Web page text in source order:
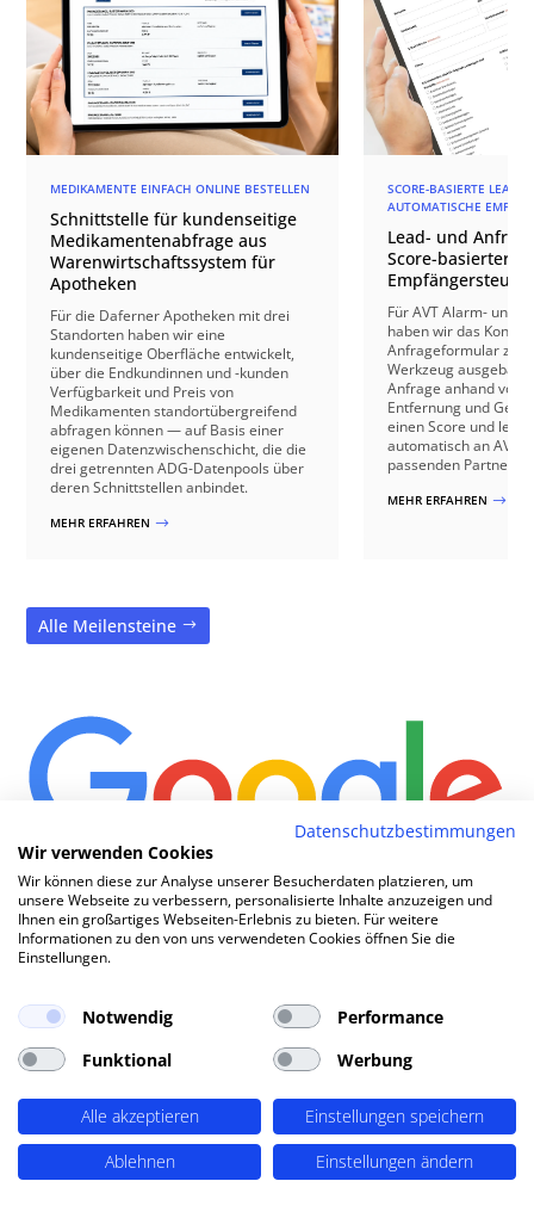
MEDIKAMENTE EINFACH ONLINE BESTELLEN
Schnittstelle für kundenseitige
Medikamentenabfrage aus
Warenwirtschaftssystem für
Apotheken
Für die Daferner Apotheken mit drei
Standorten haben wir eine
kundenseitige Oberfläche entwickelt,
über die Endkundinnen und -kunden
Verfügbarkeit und Preis von
Medikamenten standortübergreifend
abfragen können — auf Basis einer
eigenen Datenzwischenschicht, die die
drei getrennten ADG-Datenpools über
deren Schnittstellen anbindet.
MEHR ERFAHREN $
SCORE-BASIERTE LEAD-
AUTOMATISCHE
Lead- und
Score-basierter
Für AVT Alarm- und
haben wir das
Anfrageformular zu
Werkzeug
Anfrage anhand von
Entfernung und
einen Score und
automatisch an AVT
passenden
MEHR ERFAHREN $
Alle Meilensteine
Wi|
SEO-Agentur Datteln ? PERIMETRIK®!
PERIMETRIK® hat eine besonders erfolgreiche SEO
Methode entwickelt, die alle wesentlichen Bereiche
abdeckt: Recherche und Konzeption, technische
Optimierung, redaktionellen Support und regelmäßiges
Datenschutzbestimmungen
Wir verwenden Cookies
Wir können diese zur Analyse unserer Besucherdaten platzieren, um
unsere Webseite zu verbessern, personalisierte Inhalte anzuzeigen und
Ihnen ein großartiges Webseiten-Erlebnis zu bieten. Für weitere
Informationen zu den von uns verwendeten Cookies öffnen Sie die
Einstellungen.
Notwendig
Performance
Funktional
Werbung
Alle akzeptieren
Einstellungen speichern
Ablehnen
Einstellungen ändern